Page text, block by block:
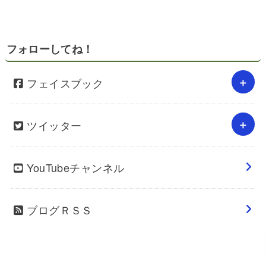
フォローしてね！
フェイスブック
ツイッター
YouTubeチャンネル
ブログＲＳＳ